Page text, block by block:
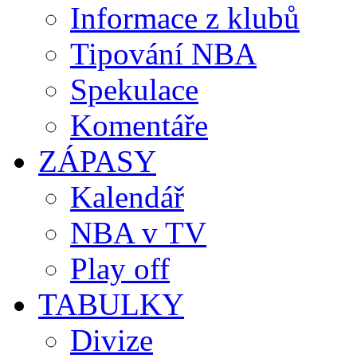
Informace z klubů
Tipování NBA
Spekulace
Komentáře
ZÁPASY
Kalendář
NBA v TV
Play off
TABULKY
Divize